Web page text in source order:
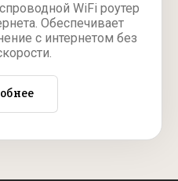
WiFi роутер
Обеспечивает
с интернетом без